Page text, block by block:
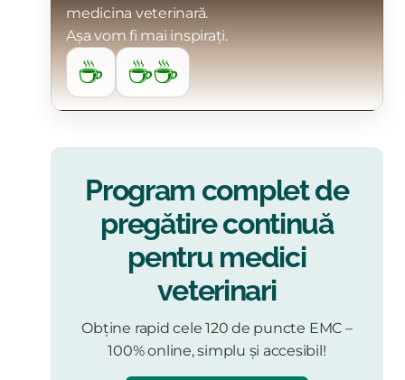
medicina veterinară.
Așa vom fi mai inspirați.
☕ ☕☕
Program complet de
pregătire continuă
pentru medici
veterinari
Obține rapid cele 120 de puncte EMC –
100% online, simplu și accesibil!